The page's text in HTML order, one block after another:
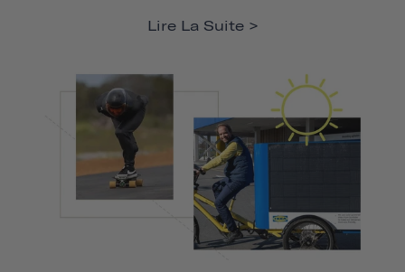
Lire La Suite